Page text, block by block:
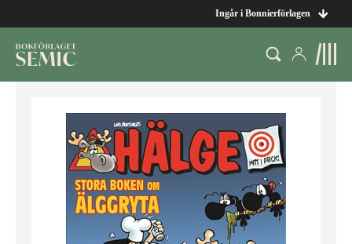
Ingår i Bonnierförlagen